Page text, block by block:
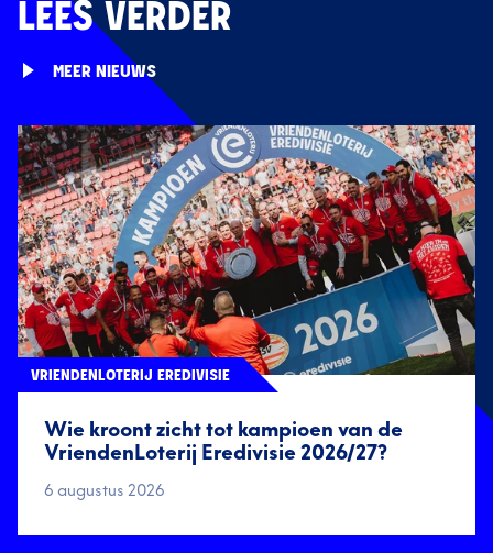
LEES VERDER
MEER NIEUWS
Wie kroont zicht tot kampioen van de
VriendenLoterij Eredivisie 2026/27?
VRIENDENLOTERIJ EREDIVISIE
6 augustus 2026